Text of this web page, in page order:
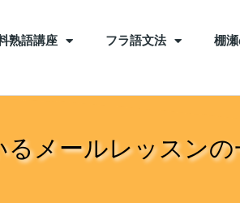
熟語講座 フラ語文法 棚
メールレッスン